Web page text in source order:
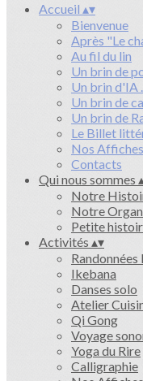
Accueil ▴▾
Bienvenue
Après "Le
Au fil du lin
Un brin de
Un brin d'IA
Un brin de
Un brin de
Le Billet
Nos
Contacts
Qui nous sommes
Notre
Notre
Petite
Activités ▴▾
Randonnées
Ikebana
Danses solo
Atelier
Qi Gong
Voyage
Yoga du Rire
Calligraphie